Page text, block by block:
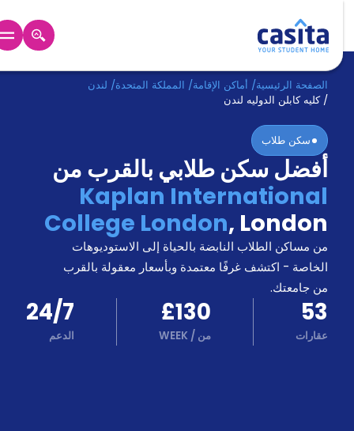
الرئيسية عربي GBP
دخول
حجز
السكن
من
نحن؟
المدونة
أخبر
أصدقائك
و
اكسب
كن
شريكا
الدعم
الصفحة الرئيسية/أماكن الإقامة/المملكة المتحدة/لندن
كليه كابلن الدوليه لندن
سكن طلاب
أفضل سكن طلابي بالقرب من
Kaplan International
College London ,London
من مساكن الطلاب النابضة بالحياة إلى الاستوديوهات
الخاصة - اكتشف غرفًا معتمدة وبأسعار معقولة بالقرب
من جامعتك.
53
عقارات
£130
من/
WEEK
24/7
الدعم